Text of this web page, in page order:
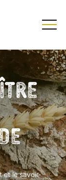
et le savoir-